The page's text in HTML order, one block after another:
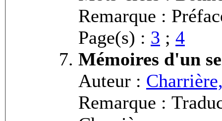
Remarque :
Page(s) : 3 ; 4
Mémoires d'un
Auteur :
Remarque :